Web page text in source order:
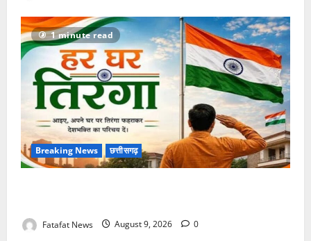
1 minute read
Breaking News छत्तीसगढ़
Fatafat News August 9, 2026 0